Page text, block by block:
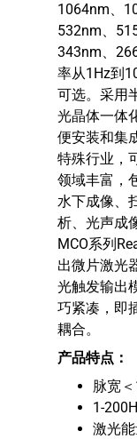
1064nm、
532nm、
343nm、
率从1Hz到
可选。采用
光晶体一体
便安装和集
特殊行业，
领域丰富，
水下成像、
析、光声成
MCO系列
出微片激光
光触发输出
巧紧凑，即
耦合。
产品特点：
脉宽
1-
激光